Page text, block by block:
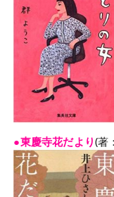
●東慶寺花だより(著